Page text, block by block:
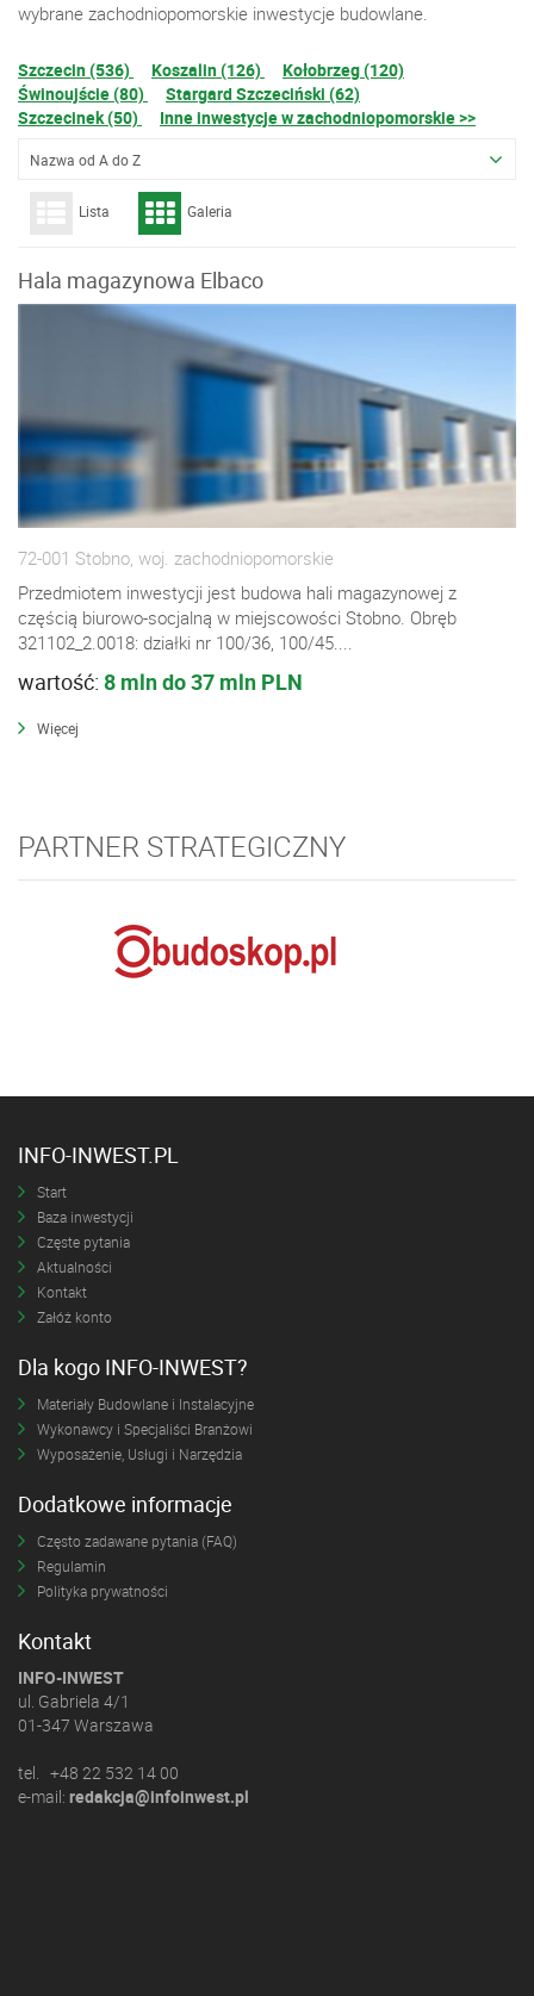
wybrane zachodniopomorskie inwestycje budowlane.
Szczecin (536) Koszalin (126)
Kołobrzeg (120)
Świnoujście (80)
Stargard Szczeciński (62)
Szczecinek (50)
Inne inwestycje w zachodniopomorskie >>
Nazwa od A do Z
Lista Galeria
Hala magazynowa Elbaco
72-001 Stobno, woj. zachodniopomorskie
Przedmiotem inwestycji jest budowa hali magazynowej z
częścią biurowo-socjalną w miejscowości Stobno. Obręb
321102_2.0018: działki nr 100/36, 100/45....
wartość: 8 mln do 37 mln PLN
Więcej
PARTNER STRATEGICZNY
INFO-INWEST.PL
Start
Baza inwestycji
Częste pytania
Aktualności
Kontakt
Załóż konto
Dla kogo INFO-INWEST?
Materiały Budowlane i Instalacyjne
Wykonawcy i Specjaliści Branżowi
Wyposażenie, Usługi i Narzędzia
Dodatkowe informacje
Często zadawane pytania (FAQ)
Regulamin
Polityka prywatności
Kontakt
INFO-INWEST
ul. Gabriela 4/1
01-347 Warszawa
tel. +48 22 532 14 00
e-mail: redakcja@infoinwest.pl